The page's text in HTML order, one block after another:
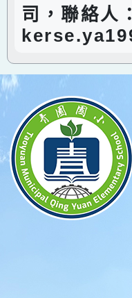
司，聯絡人